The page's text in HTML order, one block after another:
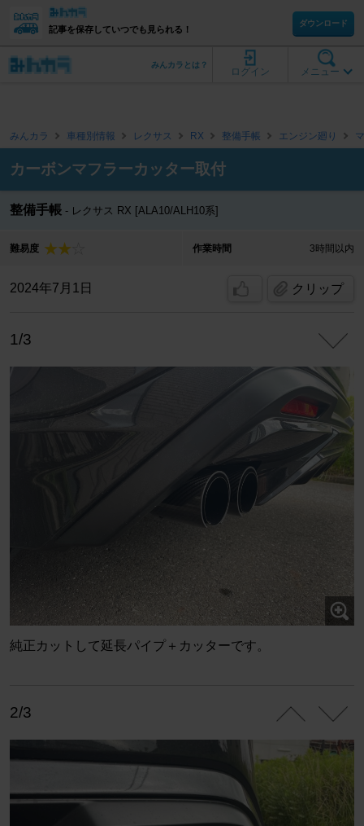
記事を保存していつでも見られる！
ダウンロード
メニュー
ログイン
みんカラとは？
みんカラ 車種別情報 レクサス RX 整備手帳 エンジン廻り
カーボンマフラーカッター取付
整備手帳 レクサス RX [ALA10/ALH10系]
難易度 作業時間 3時間以内
2024年7月1日 クリップ
1/3
純正カットして延長パイプ＋カッターです。
2/3